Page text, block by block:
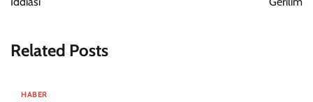
Related Posts
HABER